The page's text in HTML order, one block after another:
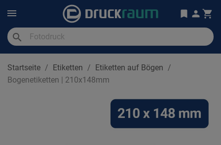
search
Startseite Etiketten
Etiketten auf Bögen
Bogenetiketten | 210x148mm